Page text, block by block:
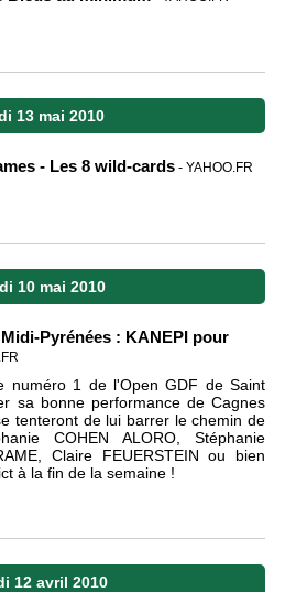
13 mai 2010
- Les 8 wild-cards - YAHOO.FR
10 mai 2010
Pyrénées : KANEPI pour
numéro 1 de l'Open GDF de Saint
sa bonne performance de Cagnes
tenteront de lui barrer le chemin de
COHEN ALORO, Stéphanie
Claire FEUERSTEIN ou bien
à la fin de la semaine !
12 avril 2010